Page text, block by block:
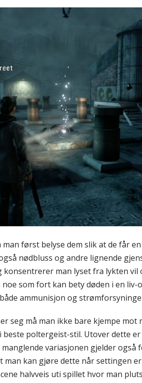
man først belyse dem slik at de får
nødbluss og andre lignende
man lyset fra lykten vil
som fort kan bety døden i en liv-
ammunisjon og
seg må man ikke bare kjempe mot
beste poltergeist-stil. Utover dette
variasjonen gjelder også
kan gjøre dette når settingen
halvveis uti spillet hvor man